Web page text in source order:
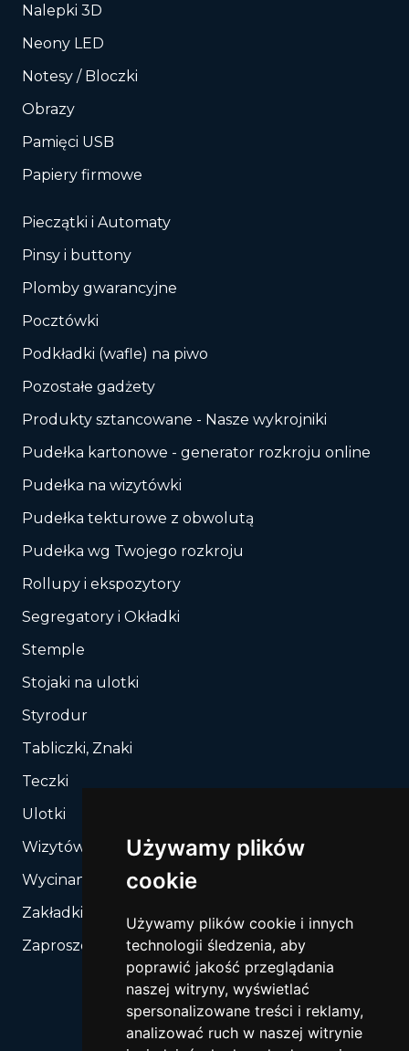
Używamy plików
cookie
Używamy plików cookie i innych
technologii śledzenia, aby
poprawić jakość przeglądania
naszej witryny, wyświetlać
spersonalizowane treści i reklamy,
analizować ruch w naszej witrynie
Nalepki 3D
Neony LED
Notesy / Bloczki
Obrazy
Pamięci USB
Papiery firmowe
Pieczątki i Automaty
Pinsy i buttony
Plomby gwarancyjne
Pocztówki
Podkładki (wafle) na piwo
Pozostałe gadżety
Produkty sztancowane - Nasze wykrojniki
Pudełka kartonowe - generator rozkroju online
Pudełka na wizytówki
Pudełka tekturowe z obwolutą
Pudełka wg Twojego rozkroju
Rollupy i ekspozytory
Segregatory i Okładki
Stemple
Stojaki na ulotki
Styrodur
Tabliczki, Znaki
Teczki
Ulotki
Wizytówki
Wycinanie, Sztancowanie wg Twojego rozkroju
Zakładki do książek
Zaproszenia